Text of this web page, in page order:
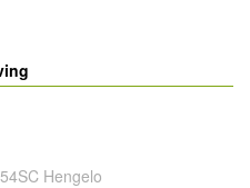
Hengelo